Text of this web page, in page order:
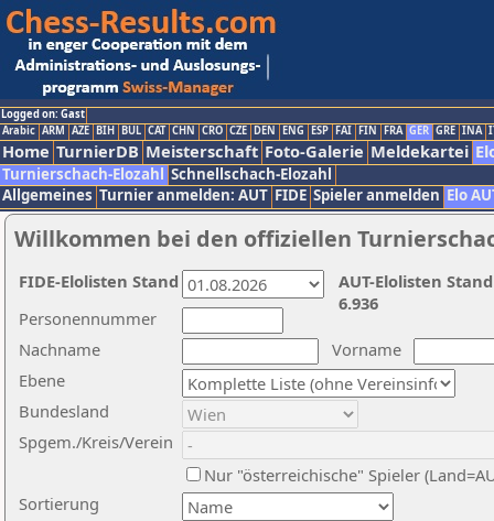
Logged on: Gast
Arabic ARM AZE BIH BUL CAT CHN CRO CZE DEN ENG ESP FAI FIN FRA GER GRE INA
Home TurnierDB Meisterschaft Foto-Galerie Meldekartei
Turnierschach-Elozahl Schnellschach-Elozahl
Allgemeines Turnier anmelden: AUT FIDE Spieler anmelden Elo
Willkommen bei den offiziellen
Nachname
Vorname
Ebene
Sortierung
Personennummer
Bundesland
Spgem./Kreis/Verein
Nur "österreichische" Spieler
AUT-Elolisten
6.936
FIDE-Elolisten Stand